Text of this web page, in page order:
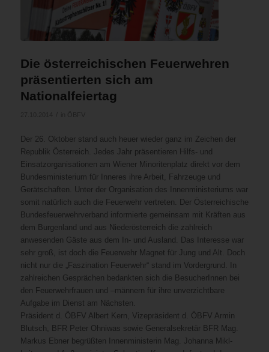
Die österreichischen Feuerwehren
präsentierten sich am
Nationalfeiertag
Der 26. Oktober stand auch heuer wieder ganz im Zeichen der
Republik Österreich. Jedes Jahr präsentieren Hilfs- und
Einsatzorganisationen am Wiener Minoritenplatz direkt vor dem
Bundesministerium für Inneres ihre Arbeit, Fahrzeuge und
Gerätschaften. Unter der Organisation des Innenministeriums war
somit natürlich auch die Feuerwehr vertreten. Der Österreichische
Bundesfeuerwehrverband informierte gemeinsam mit Kräften aus
dem Burgenland und aus Niederösterreich die zahlreich
anwesenden Gäste aus dem In- und Ausland. Das Interesse war
sehr groß, ist doch die Feuerwehr Magnet für Jung und Alt. Doch
nicht nur die „Faszination Feuerwehr“ stand im Vordergrund. In
zahlreichen Gesprächen bedankten sich die BesucherInnen bei
den Feuerwehrfrauen und –männern für ihre unverzichtbare
Aufgabe im Dienst am Nächsten.
Präsident d. ÖBFV Albert Kern, Vizepräsident d. ÖBFV Armin
Blutsch, BFR Peter Ohniwas sowie Generalsekretär BFR Mag.
Markus Ebner begrüßten Innenministerin Mag. Johanna Mikl-